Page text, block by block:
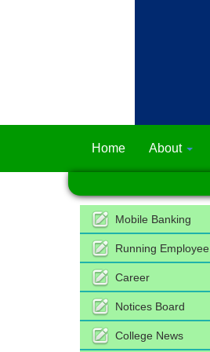
Home About
Mobile Banking
Running Employee
Career
Notices Board
College News